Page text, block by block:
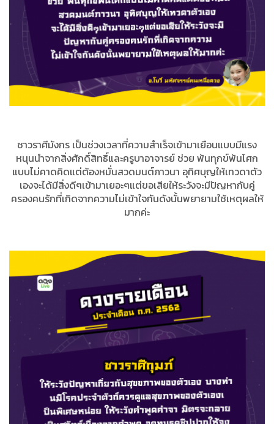
ชาวราศีมังกร เป็นช่วงเวลาที่ความสำเร็จเข้ามาเยือนแบบมีแรง
หนุนนำจากสิ่งศักดิ์สิทธิ์และครูบาอาจารย์ ช่วย พ้นทุกข์พ้นโศก
แบบไม่คาดคิดแต่ต้องหมั่นสวดมนต์ภาวนา อุทิศบุญให้เทวดาตัว
เองจะได้มีสิ่งดีๆเข้ามาเยอะๆแต่ขอเสียให้ระวังจะมีปัญหากับคู่
ครองคนรักที่เกิดจากความไม่เข้าใจกันดังนั้นพยายามใช้เหตุผลให้
มากค่ะ